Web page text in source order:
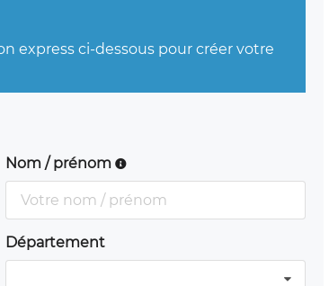
express ci-dessous pour créer votre
Nom / prénom
Département